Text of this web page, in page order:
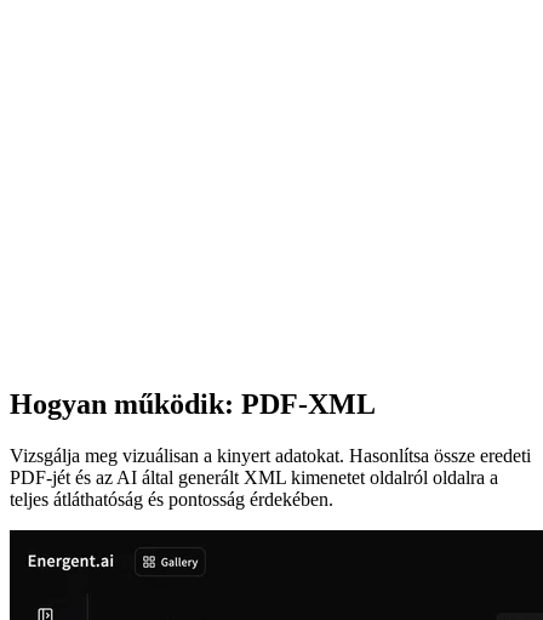
Hogyan működik: PDF-XML
Vizsgálja meg vizuálisan a kinyert adatokat. Hasonlítsa össze eredeti
PDF-jét és az AI által generált XML kimenetet oldalról oldalra a
teljes átláthatóság és pontosság érdekében.